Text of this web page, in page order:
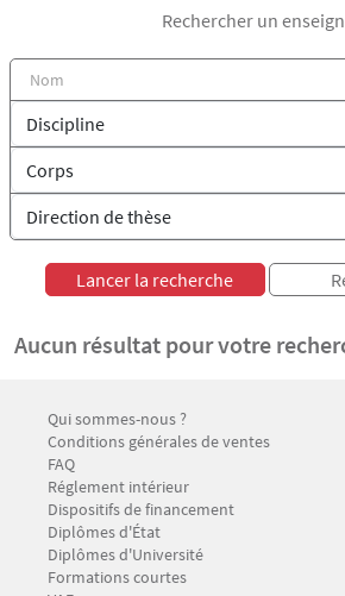
Rechercher un
Aucun résultat pour votre
Menu Footer CFP 1
Qui sommes-nous ?
Conditions générales de ventes
FAQ
Réglement intérieur
Dispositifs de financement
Menu Footer CFP 2
Diplômes d'État
Diplômes d'Université
Formations courtes